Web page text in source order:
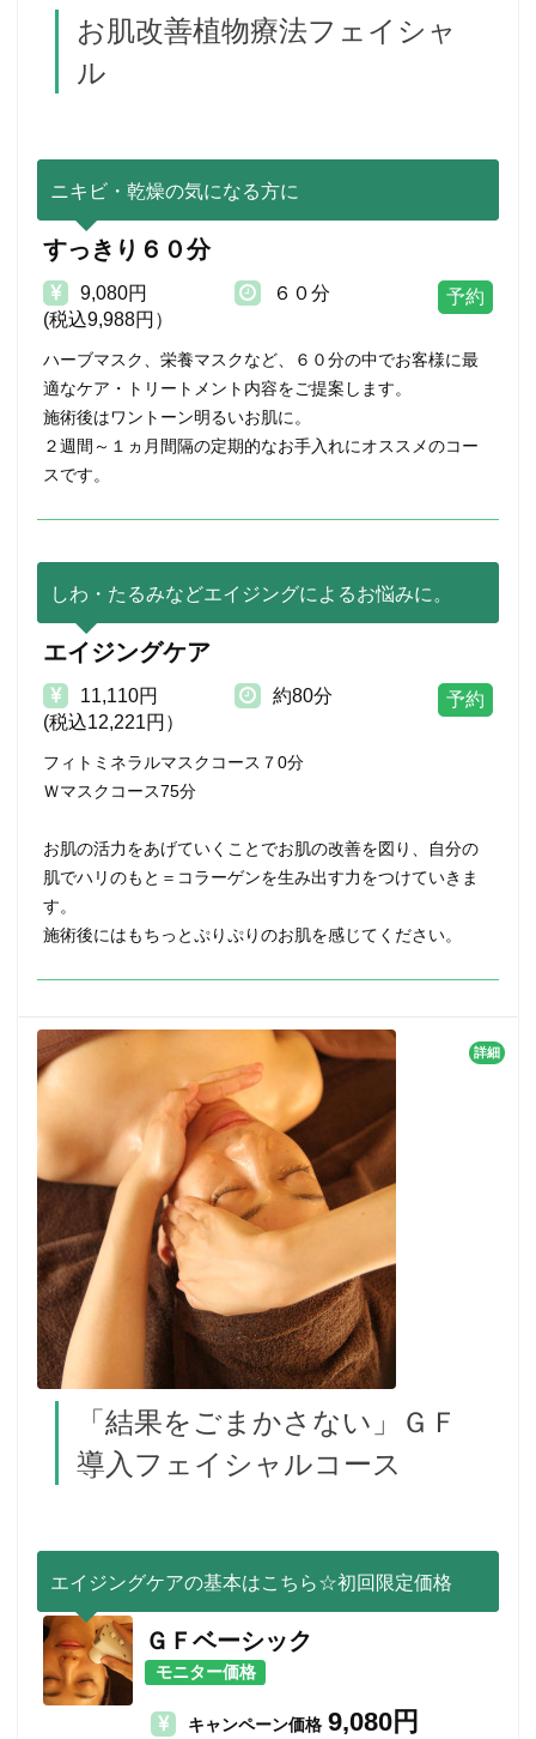
お肌改善植物療法フェイシャ
ル
ニキビ・乾燥の気になる方に
すっきり６０分
9,080円
(税込9,988円）
６０分
ハーブマスク、栄養マスクなど、６０分の中でお客様に最
適なケア・トリートメント内容をご提案します。
施術後はワントーン明るいお肌に。
２週間～１ヵ月間隔の定期的なお手入れにオススメのコー
スです。
しわ・たるみなどエイジングによるお悩みに。
エイジングケア
11,110円
(税込12,221円）
約80分
フィトミネラルマスクコース７0分
Ｗマスクコース75分
お肌の活力をあげていくことでお肌の改善を図り、自分の
肌でハリのもと＝コラーゲンを生み出す力をつけていきま
す。
施術後にはもちっとぷりぷりのお肌を感じてください。
「結果をごまかさない」ＧＦ
導入フェイシャルコース
詳細
エイジングケアの基本はこちら☆初回限定価格
ＧＦベーシック
モニター価格
キャンペーン価格 9,080円